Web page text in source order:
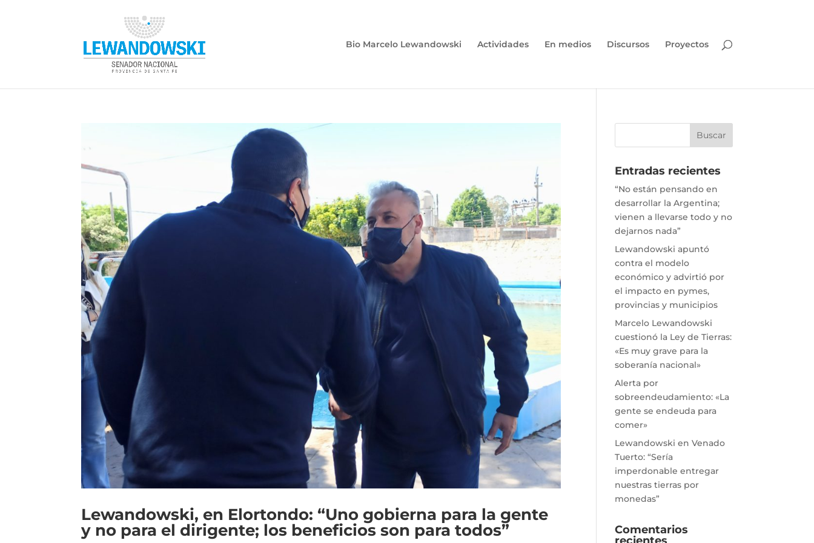
Bio Marcelo Lewandowski Actividades En medios Discursos Proyectos
Lewandowski, en Elortondo: “Uno gobierna para la gente
y no para el dirigente; los beneficios son para todos”
Entradas recientes
“No están pensando en
desarrollar la Argentina;
vienen a llevarse todo y no
dejarnos nada”
Lewandowski apuntó
contra el modelo
económico y advirtió por
el impacto en pymes,
provincias y municipios
Marcelo Lewandowski
cuestionó la Ley de Tierras:
«Es muy grave para la
soberanía nacional»
Alerta por
sobreendeudamiento: «La
gente se endeuda para
comer»
Lewandowski en Venado
Tuerto: “Sería
imperdonable entregar
nuestras tierras por
monedas”
Comentarios